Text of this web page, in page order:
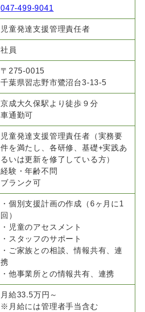
047-499-9041
児童発達支援管理責任者
社員
〒275-0015
千葉県習志野市鷺沼台3-13-5
京成大久保駅より徒歩９分
車通勤可
児童発達支援管理責任者（実務要
件を満たし、各研修、基礎+実践あ
るいは更新を修了している方）
経験・年齢不問
ブランク可
・個別⽀援計画の作成（6ヶ⽉に1
回）
・児童のアセスメント
・スタッフのサポート
・ご家族との相談、情報共有、連
携
・他事業所との情報共有、連携
月給33.5万円～
※月給には管理者手当含む